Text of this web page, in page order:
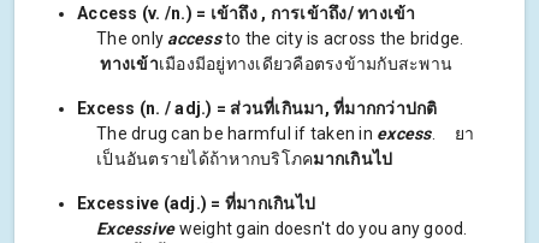
Access (v. /n.) = เข้าถึง , การเข้าถึง/ ทางเข้า
The only access to the city is across the bridge.
ทางเข้าเมืองมีอยู่ทางเดียวคือตรงข้ามกับสะพาน
Excess (n. / adj.) = ส่วนที่เกินมา, ที่มากกว่าปกติ
The drug can be harmful if taken in excess. ยา
เป็นอันตรายได้ถ้าหากบริโภคมากเกินไป
Excessive (adj.) = ที่มากเกินไป
Excessiveweight gain doesn't do you any good.